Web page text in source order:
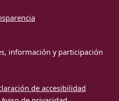
información y participación
de accesibilidad